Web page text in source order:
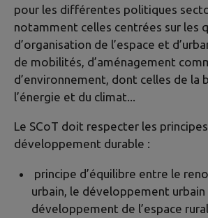
pour les différentes politiques
notamment celles centrées sur les
d’organisation de l’espace et
de mobilités, d’aménagement
d’environnement, dont celles de la
l’énergie et du climat...
Le SCoT doit respecter les
développement durable :
principe d’équilibre entre le
urbain, le développement
développement de l’espace